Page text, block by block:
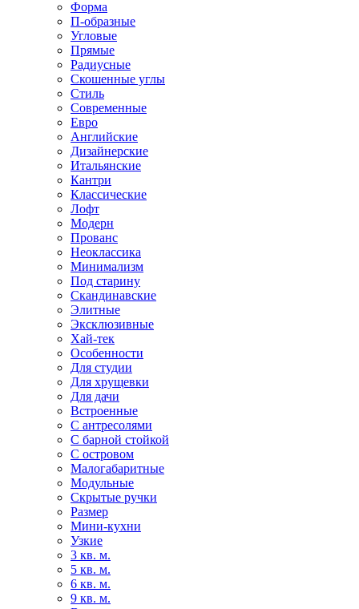
Форма
П-образные
Угловые
Прямые
Радиусные
Скошенные углы
Стиль
Современные
Евро
Английские
Дизайнерские
Итальянские
Кантри
Классические
Лофт
Модерн
Прованс
Неоклассика
Минимализм
Под старину
Скандинавские
Элитные
Эксклюзивные
Хай-тек
Особенности
Для студии
Для хрущевки
Для дачи
Встроенные
С антресолями
С барной стойкой
С островом
Малогабаритные
Модульные
Скрытые ручки
Размер
Мини-кухни
Узкие
3 кв. м.
5 кв. м.
6 кв. м.
9 кв. м.